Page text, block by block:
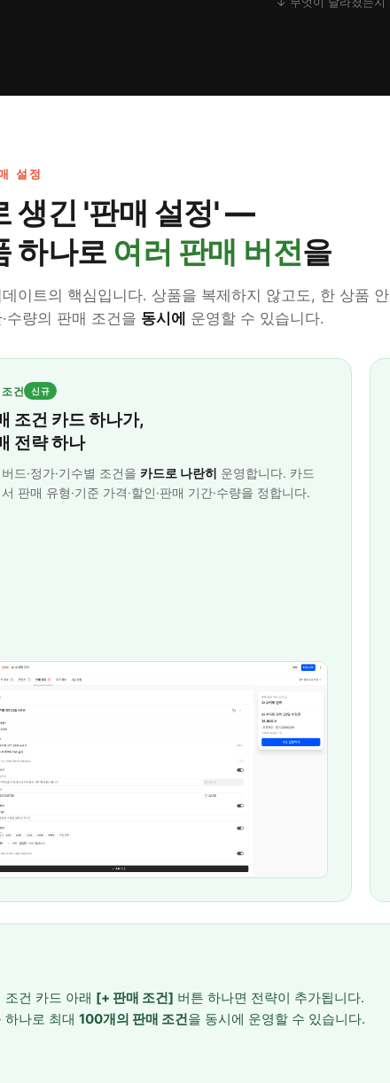
설정
생긴 '판매 설정' —
하나로 여러 판매 버전을
이트의 핵심입니다. 상품을 복제하지 않고도, 한 상품
·수량의 판매 조건을 동시에 운영할 수 있습니다.
건 신규
조건 카드 하나가,
전략 하나
드·정가·기수별 조건을 카드로 나란히 운영합니다. 카드
판매 유형·기준 가격·할인·판매 기간·수량을 정합니다.
조건 카드 아래 [+ 판매 조건] 버튼 하나면 전략이 추가됩니다.
하나로 최대 100개의 판매 조건을 동시에 운영할 수 있습니다.